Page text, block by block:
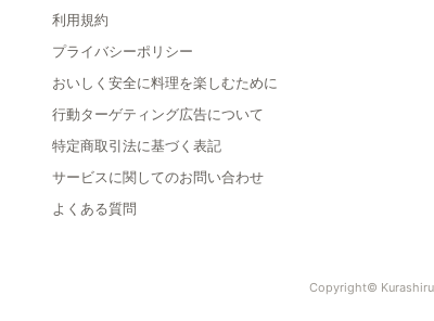
利用規約
プライバシーポリシー
おいしく安全に料理を楽しむために
行動ターゲティング広告について
特定商取引法に基づく表記
サービスに関してのお問い合わせ
よくある質問
Copyright©